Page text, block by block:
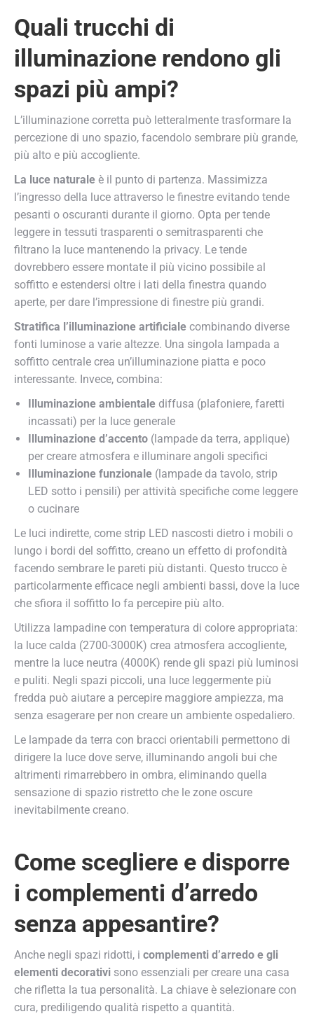
Quali trucchi di
illuminazione rendono gli
spazi più ampi?
L’illuminazione corretta può letteralmente trasformare la
percezione di uno spazio, facendolo sembrare più grande,
più alto e più accogliente.
La luce naturale è il punto di partenza. Massimizza
l’ingresso della luce attraverso le finestre evitando tende
pesanti o oscuranti durante il giorno. Opta per tende
leggere in tessuti trasparenti o semitrasparenti che
filtrano la luce mantenendo la privacy. Le tende
dovrebbero essere montate il più vicino possibile al
soffitto e estendersi oltre i lati della finestra quando
aperte, per dare l’impressione di finestre più grandi.
Stratifica l’illuminazione artificiale combinando diverse
fonti luminose a varie altezze. Una singola lampada a
soffitto centrale crea un’illuminazione piatta e poco
interessante. Invece, combina:
Illuminazione ambientale diffusa (plafoniere, faretti
incassati) per la luce generale
Illuminazione d’accento (lampade da terra, applique)
per creare atmosfera e illuminare angoli specifici
Illuminazione funzionale (lampade da tavolo, strip
LED sotto i pensili) per attività specifiche come leggere
o cucinare
Le luci indirette, come strip LED nascosti dietro i mobili o
lungo i bordi del soffitto, creano un effetto di profondità
facendo sembrare le pareti più distanti. Questo trucco è
particolarmente efficace negli ambienti bassi, dove la luce
che sfiora il soffitto lo fa percepire più alto.
Utilizza lampadine con temperatura di colore appropriata:
la luce calda (2700-3000K) crea atmosfera accogliente,
mentre la luce neutra (4000K) rende gli spazi più luminosi
e puliti. Negli spazi piccoli, una luce leggermente più
fredda può aiutare a percepire maggiore ampiezza, ma
senza esagerare per non creare un ambiente ospedaliero.
Le lampade da terra con bracci orientabili permettono di
dirigere la luce dove serve, illuminando angoli bui che
altrimenti rimarrebbero in ombra, eliminando quella
sensazione di spazio ristretto che le zone oscure
inevitabilmente creano.
Come scegliere e disporre
i complementi d’arredo
senza appesantire?
Anche negli spazi ridotti, i complementi d’arredo e gli
elementi decorativi sono essenziali per creare una casa
che rifletta la tua personalità. La chiave è selezionare con
cura, prediligendo qualità rispetto a quantità.